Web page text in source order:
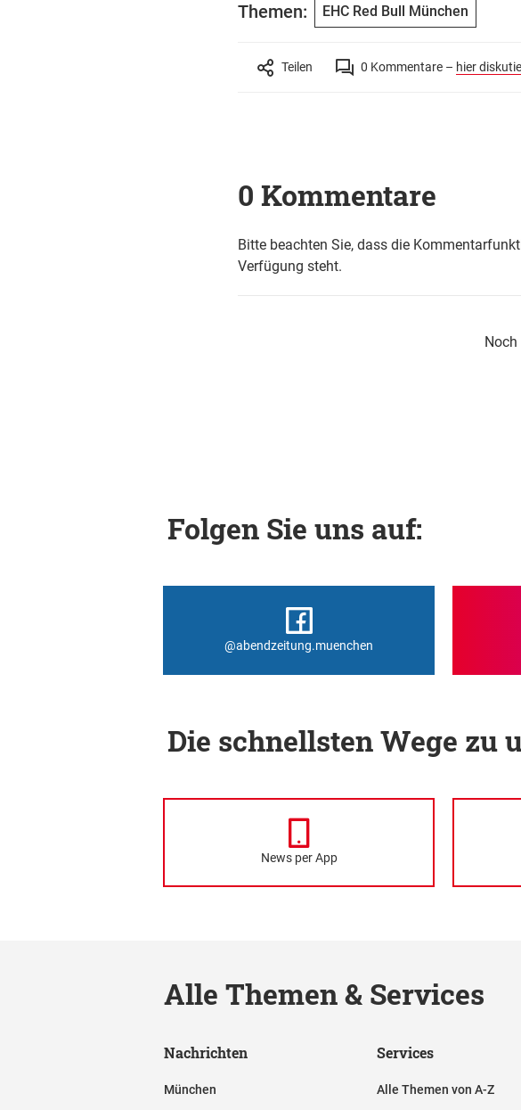
Themen: EHC Red Bull München
Teilen 0 Kommentare – hier
0 Kommentare
Bitte beachten Sie, dass die
Verfügung steht.
Folgen Sie uns auf:
@abendzeitung.muenchen
Die schnellsten Wege zu
News per App
Alle Themen & Services
Nachrichten
München
Services
Alle Themen von A-Z